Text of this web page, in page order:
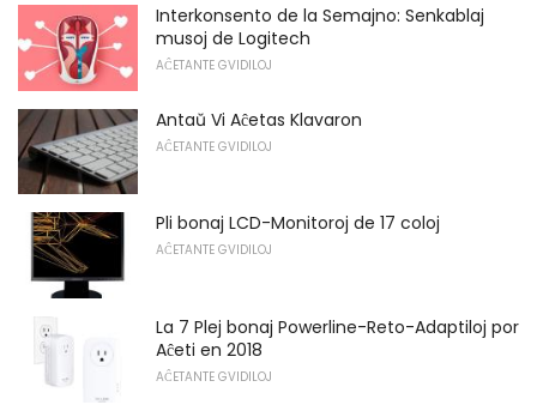
Interkonsento de la Semajno: Senkablaj
musoj de Logitech
AĈETANTE GVIDILOJ
Antaŭ Vi Aĉetas Klavaron
AĈETANTE GVIDILOJ
Pli bonaj LCD-Monitoroj de 17 coloj
AĈETANTE GVIDILOJ
La 7 Plej bonaj Powerline-Reto-Adaptiloj por
Aĉeti en 2018
AĈETANTE GVIDILOJ